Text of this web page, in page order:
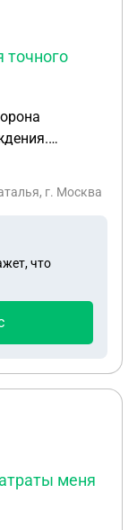
месяц до
нас
точного
как
г. Москва
что
меня